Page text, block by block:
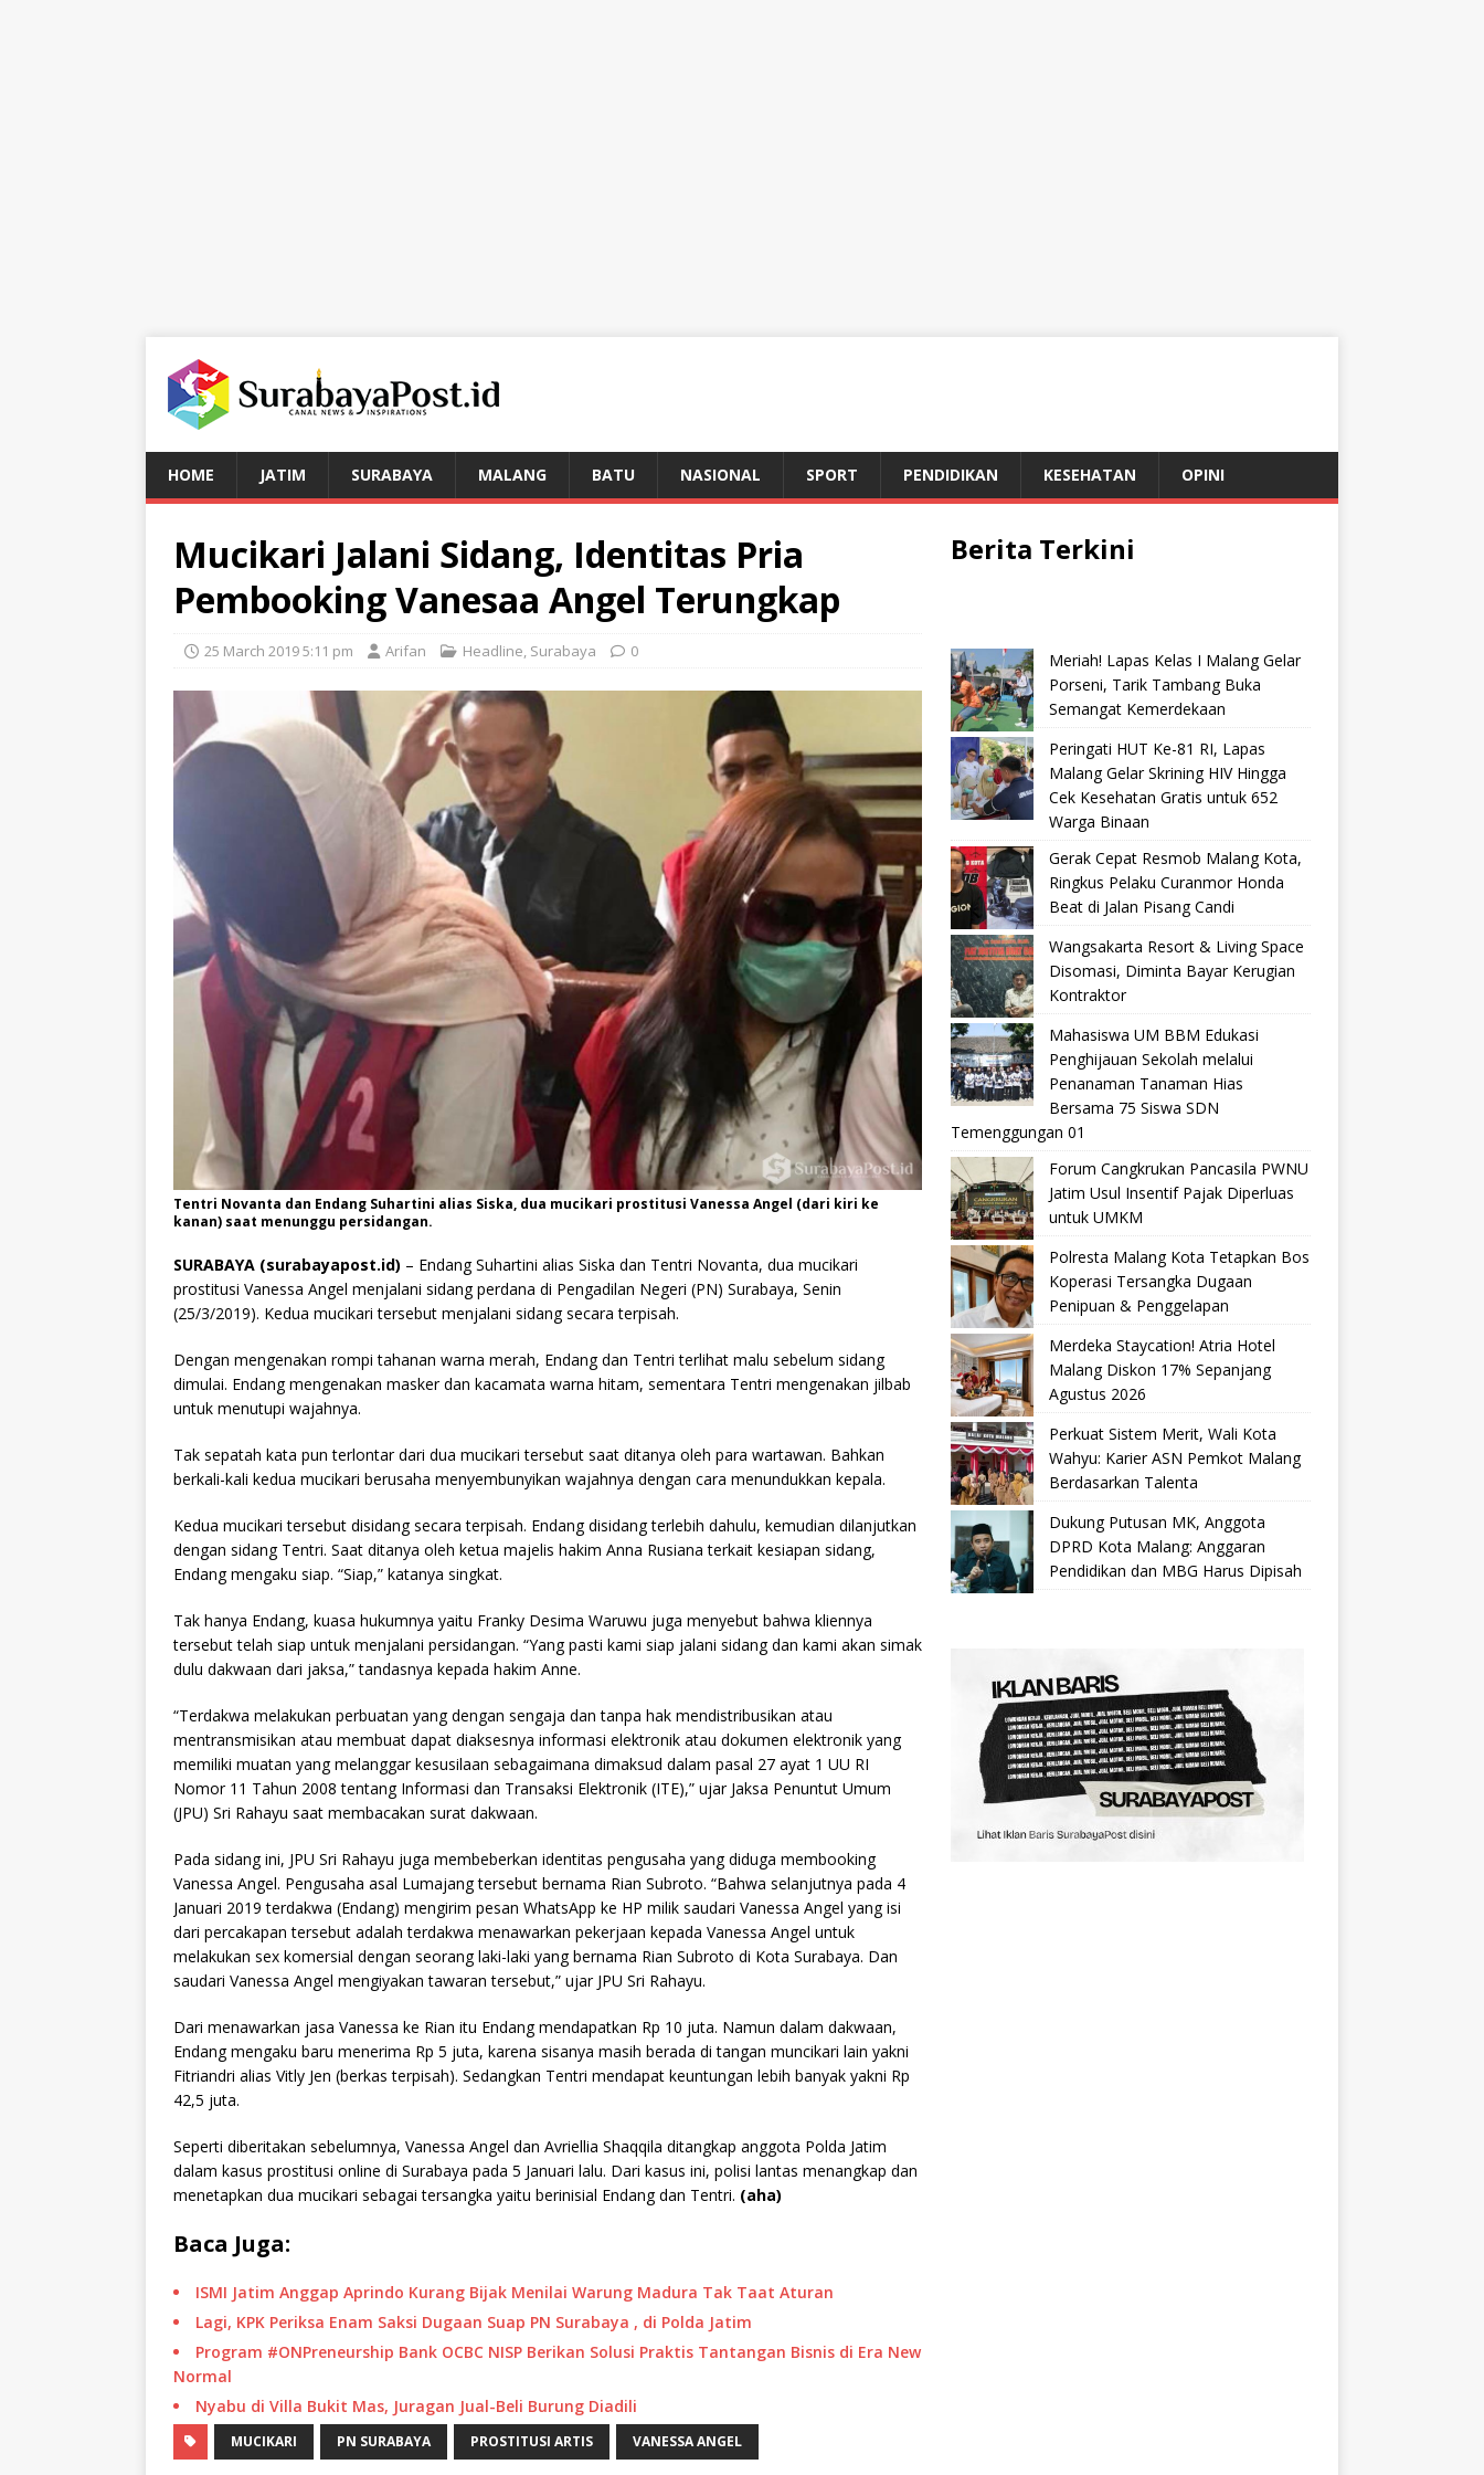
HOME JATIM SURABAYA MALANG BATU NASIONAL SPORT PENDIDIKAN KESEHATAN OPINI
Mucikari Jalani Sidang, Identitas Pria
Pembooking Vanesaa Angel Terungkap
25 March 2019 5:11 pm Arifan Headline, Surabaya 0
Tentri Novanta dan Endang Suhartini alias Siska, dua mucikari prostitusi Vanessa Angel (dari kiri ke
kanan) saat menunggu persidangan.
SURABAYA (surabayapost.id) – Endang Suhartini alias Siska dan Tentri Novanta, dua mucikari
prostitusi Vanessa Angel menjalani sidang perdana di Pengadilan Negeri (PN) Surabaya, Senin
(25/3/2019). Kedua mucikari tersebut menjalani sidang secara terpisah.
Dengan mengenakan rompi tahanan warna merah, Endang dan Tentri terlihat malu sebelum sidang
dimulai. Endang mengenakan masker dan kacamata warna hitam, sementara Tentri mengenakan jilbab
untuk menutupi wajahnya.
Tak sepatah kata pun terlontar dari dua mucikari tersebut saat ditanya oleh para wartawan. Bahkan
berkali-kali kedua mucikari berusaha menyembunyikan wajahnya dengan cara menundukkan kepala.
Kedua mucikari tersebut disidang secara terpisah. Endang disidang terlebih dahulu, kemudian dilanjutkan
dengan sidang Tentri. Saat ditanya oleh ketua majelis hakim Anna Rusiana terkait kesiapan sidang,
Endang mengaku siap. “Siap,” katanya singkat.
Tak hanya Endang, kuasa hukumnya yaitu Franky Desima Waruwu juga menyebut bahwa kliennya
tersebut telah siap untuk menjalani persidangan. “Yang pasti kami siap jalani sidang dan kami akan simak
dulu dakwaan dari jaksa,” tandasnya kepada hakim Anne.
“Terdakwa melakukan perbuatan yang dengan sengaja dan tanpa hak mendistribusikan atau
mentransmisikan atau membuat dapat diaksesnya informasi elektronik atau dokumen elektronik yang
memiliki muatan yang melanggar kesusilaan sebagaimana dimaksud dalam pasal 27 ayat 1 UU RI
Nomor 11 Tahun 2008 tentang Informasi dan Transaksi Elektronik (ITE),” ujar Jaksa Penuntut Umum
(JPU) Sri Rahayu saat membacakan surat dakwaan.
Pada sidang ini, JPU Sri Rahayu juga membeberkan identitas pengusaha yang diduga membooking
Vanessa Angel. Pengusaha asal Lumajang tersebut bernama Rian Subroto. “Bahwa selanjutnya pada 4
Januari 2019 terdakwa (Endang) mengirim pesan WhatsApp ke HP milik saudari Vanessa Angel yang isi
dari percakapan tersebut adalah terdakwa menawarkan pekerjaan kepada Vanessa Angel untuk
melakukan sex komersial dengan seorang laki-laki yang bernama Rian Subroto di Kota Surabaya. Dan
saudari Vanessa Angel mengiyakan tawaran tersebut,” ujar JPU Sri Rahayu.
Dari menawarkan jasa Vanessa ke Rian itu Endang mendapatkan Rp 10 juta. Namun dalam dakwaan,
Endang mengaku baru menerima Rp 5 juta, karena sisanya masih berada di tangan muncikari lain yakni
Fitriandri alias Vitly Jen (berkas terpisah). Sedangkan Tentri mendapat keuntungan lebih banyak yakni Rp
42,5 juta.
Seperti diberitakan sebelumnya, Vanessa Angel dan Avriellia Shaqqila ditangkap anggota Polda Jatim
dalam kasus prostitusi online di Surabaya pada 5 Januari lalu. Dari kasus ini, polisi lantas menangkap dan
menetapkan dua mucikari sebagai tersangka yaitu berinisial Endang dan Tentri. (aha)
Baca Juga:
ISMI Jatim Anggap Aprindo Kurang Bijak Menilai Warung Madura Tak Taat Aturan
Lagi, KPK Periksa Enam Saksi Dugaan Suap PN Surabaya , di Polda Jatim
Program #ONPreneurship Bank OCBC NISP Berikan Solusi Praktis Tantangan Bisnis di Era New
Normal
Nyabu di Villa Bukit Mas, Juragan Jual-Beli Burung Diadili
MUCIKARI PN SURABAYA PROSTITUSI ARTIS VANESSA ANGEL
Berita Terkini
Meriah! Lapas Kelas I Malang Gelar
Porseni, Tarik Tambang Buka
Semangat Kemerdekaan
Peringati HUT Ke-81 RI, Lapas
Malang Gelar Skrining HIV Hingga
Cek Kesehatan Gratis untuk 652
Warga Binaan
Gerak Cepat Resmob Malang Kota,
Ringkus Pelaku Curanmor Honda
Beat di Jalan Pisang Candi
Wangsakarta Resort & Living Space
Disomasi, Diminta Bayar Kerugian
Kontraktor
Mahasiswa UM BBM Edukasi
Penghijauan Sekolah melalui
Penanaman Tanaman Hias
Bersama 75 Siswa SDN
Temenggungan 01
Forum Cangkrukan Pancasila PWNU
Jatim Usul Insentif Pajak Diperluas
untuk UMKM
Polresta Malang Kota Tetapkan Bos
Koperasi Tersangka Dugaan
Penipuan & Penggelapan
Merdeka Staycation! Atria Hotel
Malang Diskon 17% Sepanjang
Agustus 2026
Perkuat Sistem Merit, Wali Kota
Wahyu: Karier ASN Pemkot Malang
Berdasarkan Talenta
Dukung Putusan MK, Anggota
DPRD Kota Malang: Anggaran
Pendidikan dan MBG Harus Dipisah